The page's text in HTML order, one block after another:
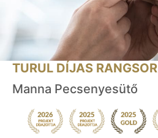
TURUL DÍJAS RANGSOR
Manna Pecsenyesütő